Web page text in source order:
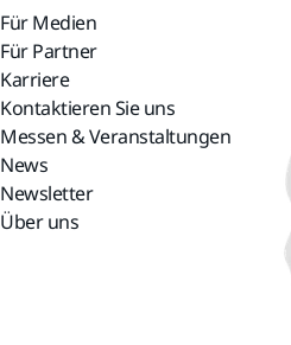
Für Medien
Für Partner
Karriere
Kontaktieren Sie uns
Messen & Veranstaltungen
News
Newsletter
Über uns